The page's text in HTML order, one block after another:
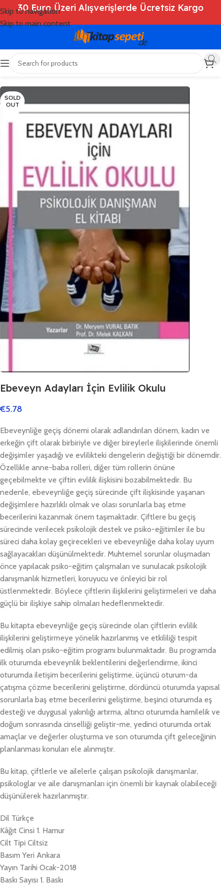
Skip to navigation
Skip to main content
30 Euro Üzeri Alışverişlerde Ücretsiz Kargo
Ana Sayfa Shop
SOLD
OUT
Ebeveyn Adayları İçin Evlilik Okulu
€5.78
Ebeveynliğe geçiş dönemi olarak adlandırılan dönem, kadın ve
erkeğin çift olarak birbiriyle ve diğer bireylerle ilişkilerinde önemli
değişimler yaşadığı ve evlilikteki dengelerin değiştiği bir dönemdir.
Özellikle anne-baba rolleri, diğer tüm rollerin önüne
geçebilmekte ve çiftin evlilik ilişkisini bozabilmektedir. Bu
nedenle, ebeveynliğe geçiş sürecinde çift ilişkisinde yaşanan
değişimlere hazırlıklı olmak ve olası sorunlarla baş etme
becerilerini kazanmak önem taşımaktadır. Çiftlere bu geçiş
sürecinde verilecek psikolojik destek ve psiko-eğitimler ile bu
süreci daha kolay geçirecekleri ve ebeveynliğe daha kolay uyum
sağlayacakları düşünülmektedir. Muhtemel sorunlar oluşmadan
önce yapılacak psiko-eğitim çalışmaları ve sunulacak psikolojik
danışmanlık hizmetleri, koruyucu ve önleyici bir rol
üstlenmektedir. Böylece çiftlerin ilişkilerini geliştirmeleri ve daha
güçlü bir ilişkiye sahip olmaları hedeflenmektedir.
Bu kitapta ebeveynliğe geçiş sürecinde olan çiftlerin evlilik
ilişkilerini geliştirmeye yönelik hazırlanmış ve etkililiği tespit
edilmiş olan psiko-eğitim programı bulunmaktadır. Bu programda
ilk oturumda ebeveynlik beklentilerini değerlendirme, ikinci
oturumda iletişim becerilerini geliştirme, üçüncü oturum-da
çatışma çözme becerilerini geliştirme, dördüncü oturumda yapısal
sorunlarla baş etme becerilerini geliştirme, beşinci oturumda eş
desteği ve duygusal yakınlığı artırma, altıncı oturumda hamilelik ve
doğum sonrasında cinselliği geliştir-me, yedinci oturumda ortak
amaçlar ve değerler oluşturma ve son oturumda çift geleceğinin
planlanması konuları ele alınmıştır.
Bu kitap, çiftlerle ve ailelerle çalışan psikolojik danışmanlar,
psikologlar ve aile danışmanları için önemli bir kaynak olabileceği
düşünülerek hazırlanmıştır.
Dil Türkçe
Kâğıt Cinsi 1. Hamur
Cilt Tipi Ciltsiz
Basım Yeri Ankara
Yayın Tarihi Ocak-2018
Baskı Sayısı 1. Baskı